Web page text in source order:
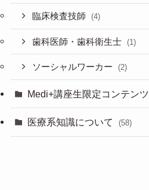
臨床検査技師 (4)
歯科医師・歯科衛生士 (1)
ソーシャルワーカー (2)
Medi+講座生限定コンテンツ
医療系知識について (58)